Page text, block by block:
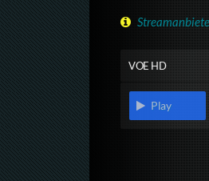
VOE HD
Play